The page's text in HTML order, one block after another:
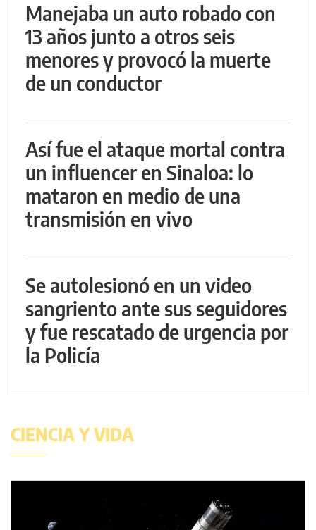
Manejaba un auto robado con
13 años junto a otros seis
menores y provocó la muerte
de un conductor
Así fue el ataque mortal contra
un influencer en Sinaloa: lo
mataron en medio de una
transmisión en vivo
Se autolesionó en un video
sangriento ante sus seguidores
y fue rescatado de urgencia por
la Policía
CIENCIA Y VIDA